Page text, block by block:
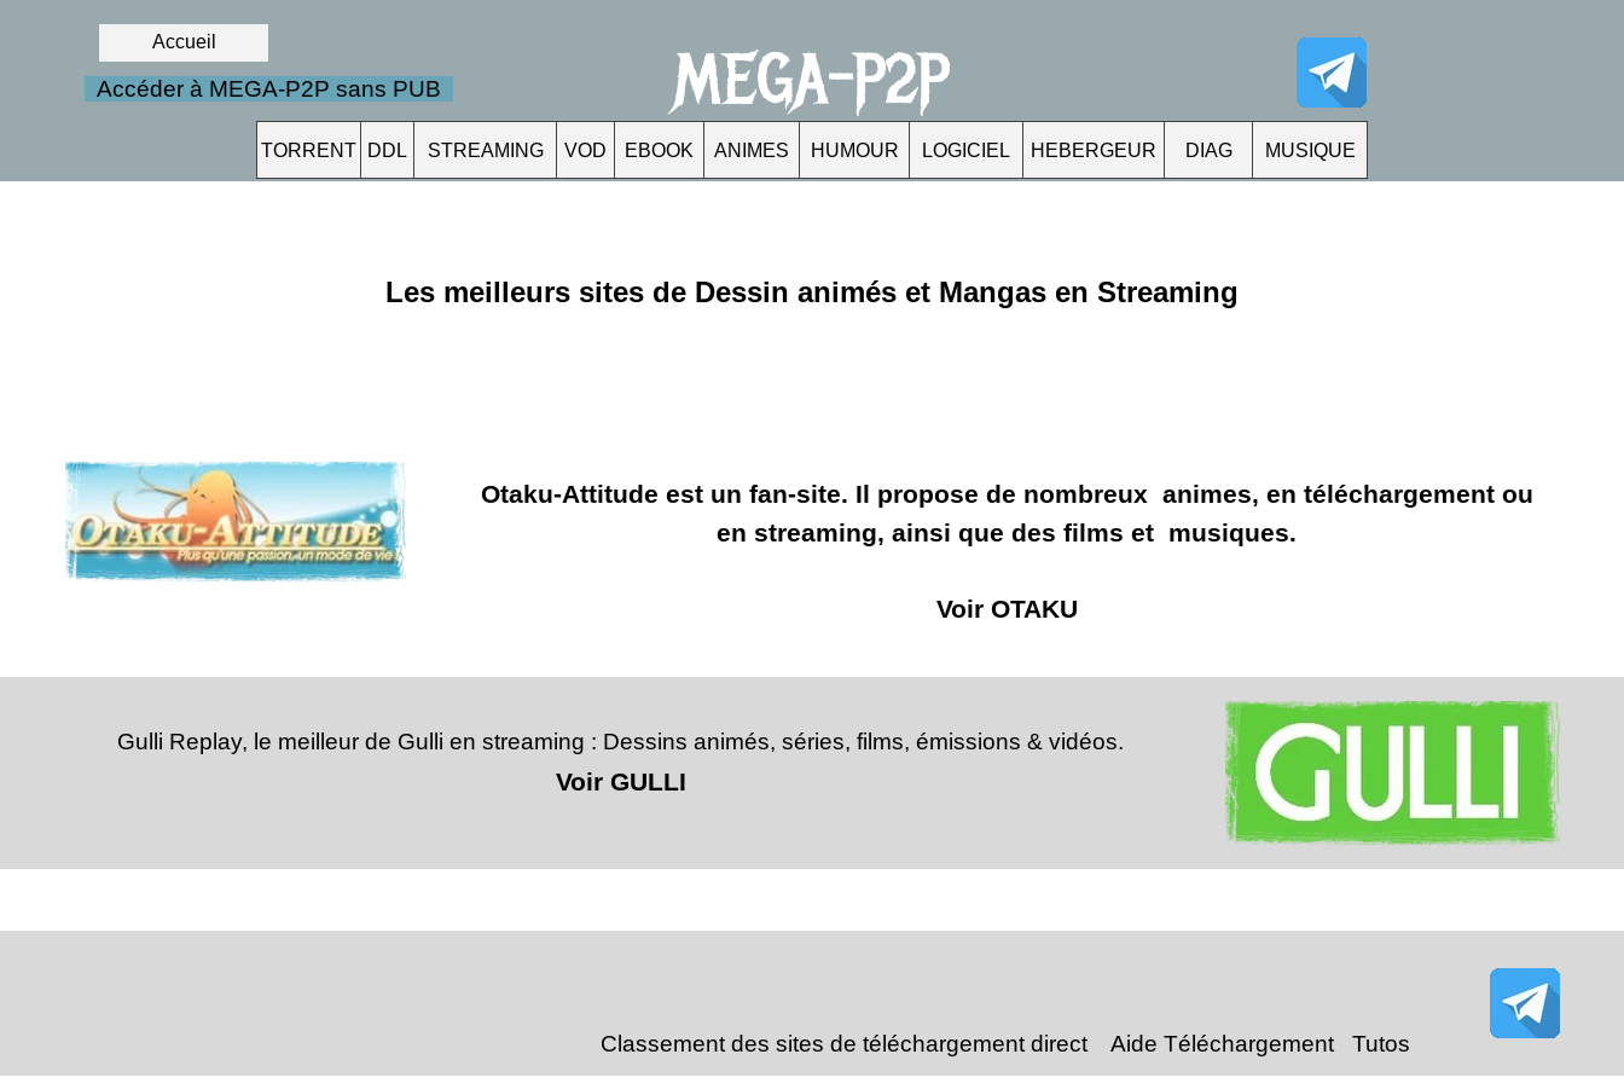
MEGA-P2P
Accueil
TORRENT DDL STREAMING VOD EBOOK ANIMES HUMOUR LOGICIEL HEBERGEUR DIAG MUSIQUE
Accéder à MEGA-P2P sans PUB
Les meilleurs sites de Dessin animés et Mangas en Streaming
Otaku-Attitude est un fan-site. Il propose de nombreux animes, en téléchargement ou
en streaming, ainsi que des films et musiques.
Voir OTAKU
Gulli Replay, le meilleur de Gulli en streaming : Dessins animés, séries, films, émissions & vidéos.
Voir GULLI
Classement des sites de téléchargement direct Aide Téléchargement Tutos